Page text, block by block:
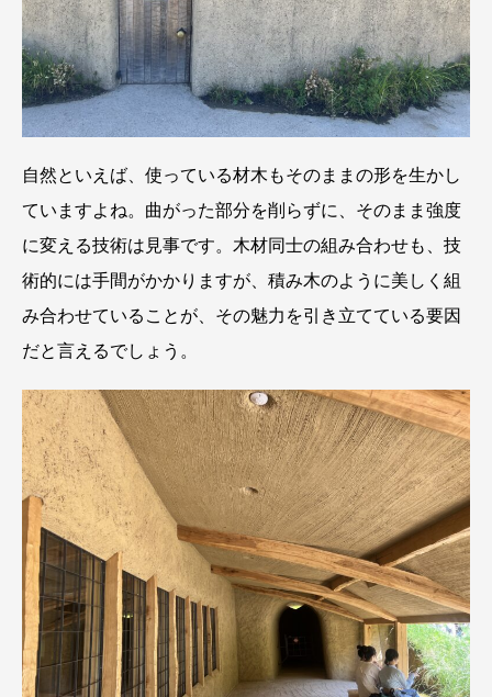
自然といえば、使っている材木もそのままの形を生かし
ていますよね。曲がった部分を削らずに、そのまま強度
に変える技術は見事です。木材同士の組み合わせも、技
術的には手間がかかりますが、積み木のように美しく組
み合わせていることが、その魅力を引き立てている要因
だと言えるでしょう。